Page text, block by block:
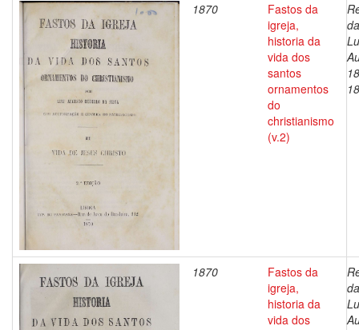
1870
Fastos da
igreja,
historia da
vida dos
santos
ornamentos
do
christianismo
(v.2)
1870
Fastos da
igreja,
historia da
vida dos